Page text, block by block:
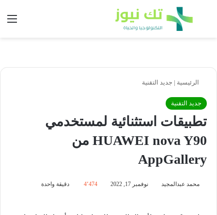
بحث عن
الرئيسية | جديد التقنية
جديد التقنية
تطبيقات استثنائية لمستخدمي
HUAWEI nova Y90 من
AppGallery
محمد عبدالمجيد نوفمبر 17, 2022 4٬474 دقيقة واحدة